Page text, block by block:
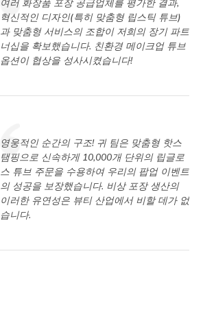
여러 화장품 포장 공급업체를 평가한 결과,
혁신적인 디자인(특히 맞춤형 립스틱 튜브)
과 맞춤형 서비스의 조합이 저희의 장기 파트
너십을 확보했습니다. 친환경 메이크업 튜브
옵션이 협상을 성사시켰습니다!
영웅적인 순간의 구조! 귀 팀은 맞춤형 핫스
탬핑으로 신속하게 10,000개 단위의 립글로
스 튜브 주문을 수용하여 우리의 팝업 이벤트
의 성공을 보장했습니다. 비상 포장 생산의
이러한 유연성은 뷰티 산업에서 비할 데가 없
습니다.